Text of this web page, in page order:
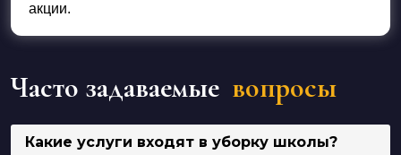
акции.
Часто задаваемые вопросы
Какие услуги входят в уборку школы?